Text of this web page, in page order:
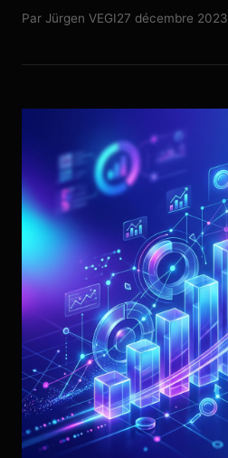
Par Jürgen VEGI27 décembre 2023